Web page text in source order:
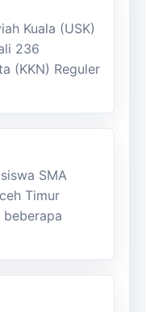
Kuala (USK)
236
(KKN) Reguler
Siswa
SMA
Timur
beberapa
Saree